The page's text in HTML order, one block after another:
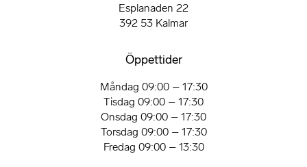
Esplanaden 22
392 53 Kalmar
Öppettider
Måndag 09:00 – 17:30
Tisdag 09:00 – 17:30
Onsdag 09:00 – 17:30
Torsdag 09:00 – 17:30
Fredag 09:00 – 13:30